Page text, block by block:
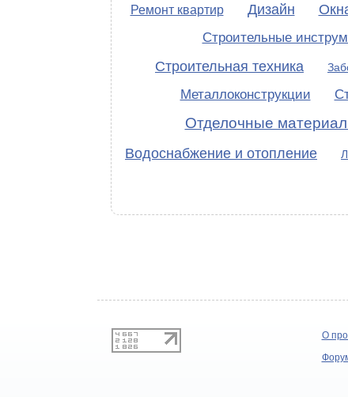
Ремонт квартир Дизайн
Строительные
Строительная техника
Металлоконструкции
Отделочные
Водоснабжение и отопление
О